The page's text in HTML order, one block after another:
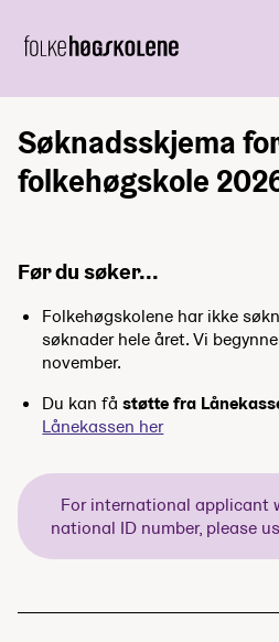
Søknadsskjema
folkehøgskole
Før du søker...
Folkehøgskolene har ikke
søknader hele året. Vi
november.
Du kan fåstøtte fra
Lånekassen her
For international applicant
national ID number, please